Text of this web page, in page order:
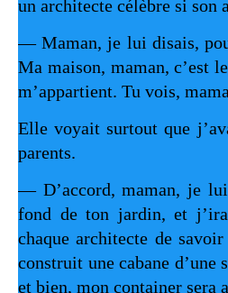
un architecte célèbre si son
— Maman, je lui disais,
Ma maison, maman, c’est
m’appartient. Tu vois,
Elle voyait surtout que
parents.
— D’accord, maman, je
fond de ton jardin, et
chaque architecte de
construit une cabane
et bien, mon container sera